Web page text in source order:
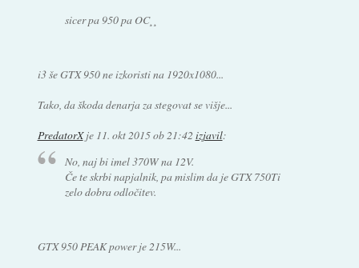
sicer pa 950 pa OC¸¸
i3 še GTX 950 ne izkoristi na 1920x1080...
Tako, da škoda denarja za stegovat se višje...
PredatorXje 11. okt 2015 ob 21:42 izjavil:
No, naj bi imel 370W na 12V.
Če te skrbi napjalnik, pa mislim da je GTX 750Ti
zelo dobra odločitev.
GTX 950 PEAK power je 215W...